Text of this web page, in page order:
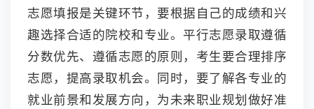
志愿填报是关键环节，要根据自己的成绩和兴
趣选择合适的院校和专业。平行志愿录取遵循
分数优先、遵循志愿的原则，考生要合理排序
志愿，提高录取机会。同时，要了解各专业的
就业前景和发展方向，为未来职业规划做好准